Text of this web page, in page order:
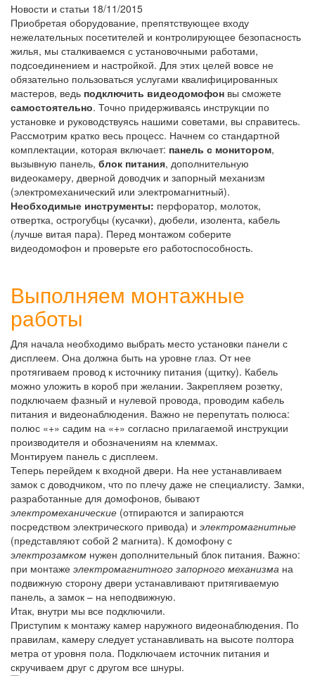
Новости и статьи 18/11/2015
Приобретая оборудование, препятствующее входу
нежелательных посетителей и контролирующее безопасность
жилья, мы сталкиваемся с установочными работами,
подсоединением и настройкой. Для этих целей вовсе не
обязательно пользоваться услугами квалифицированных
мастеров, ведь подключить видеодомофон вы сможете
самостоятельно. Точно придерживаясь инструкции по
установке и руководствуясь нашими советами, вы справитесь.
Рассмотрим кратко весь процесс. Начнем со стандартной
комплектации, которая включает: панель с монитором,
вызывную панель, блок питания, дополнительную
видеокамеру, дверной доводчик и запорный механизм
(электромеханический или электромагнитный).
Необходимые инструменты: перфоратор, молоток,
отвертка, острогубцы (кусачки), дюбели, изолента, кабель
(лучше витая пара). Перед монтажом соберите
видеодомофон и проверьте его работоспособность.
Выполняем монтажные
работы
Для начала необходимо выбрать место установки панели с
дисплеем. Она должна быть на уровне глаз. От нее
протягиваем провод к источнику питания (щитку). Кабель
можно уложить в короб при желании. Закрепляем розетку,
подключаем фазный и нулевой провода, проводим кабель
питания и видеонаблюдения. Важно не перепутать полюса:
полюс «+» садим на «+» согласно прилагаемой инструкции
производителя и обозначениям на клеммах.
Монтируем панель с дисплеем.
Теперь перейдем к входной двери. На нее устанавливаем
замок с доводчиком, что по плечу даже не специалисту. Замки,
разработанные для домофонов, бывают
электромеханические (отпираются и запираются
посредством электрического привода) и электромагнитные
(представляют собой 2 магнита). К домофону с
электрозамком нужен дополнительный блок питания. Важно:
при монтаже электромагнитного запорного механизма на
подвижную сторону двери устанавливают притягиваемую
панель, а замок – на неподвижную.
Итак, внутри мы все подключили.
Приступим к монтажу камер наружного видеонаблюдения. По
правилам, камеру следует устанавливать на высоте полтора
метра от уровня пола. Подключаем источник питания и
скручиваем друг с другом все шнуры.